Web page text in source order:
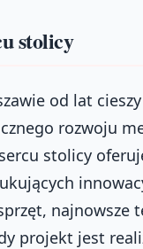
stolicy
od lat
rozwoju
stolicy
najnowsze
projekt jest